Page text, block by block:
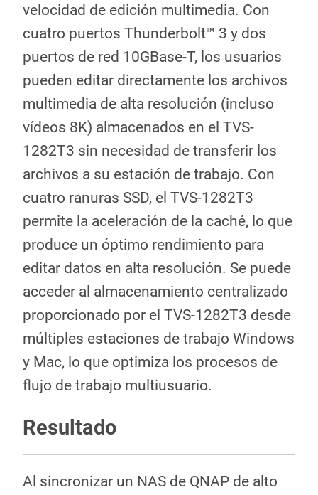
velocidad de edición multimedia. Con
cuatro puertos Thunderbolt™ 3 y dos
puertos de red 10GBase-T, los usuarios
pueden editar directamente los archivos
multimedia de alta resolución (incluso
vídeos 8K) almacenados en el TVS-
1282T3 sin necesidad de transferir los
archivos a su estación de trabajo. Con
cuatro ranuras SSD, el TVS-1282T3
permite la aceleración de la caché, lo que
produce un óptimo rendimiento para
editar datos en alta resolución. Se puede
acceder al almacenamiento centralizado
proporcionado por el TVS-1282T3 desde
múltiples estaciones de trabajo Windows
y Mac, lo que optimiza los procesos de
flujo de trabajo multiusuario.
Resultado
Al sincronizar un NAS de QNAP de alto